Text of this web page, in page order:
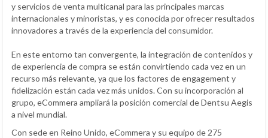
y servicios de venta multicanal para las principales marcas
internacionales y minoristas, y es conocida por ofrecer resultados
innovadores a través de la experiencia del consumidor.
En este entorno tan convergente, la integración de contenidos y
de experiencia de compra se están convirtiendo cada vez en un
recurso más relevante, ya que los factores de engagement y
fidelización están cada vez más unidos. Con su incorporación al
grupo, eCommera ampliará la posición comercial de Dentsu Aegis
a nivel mundial.
Con sede en Reino Unido, eCommera y su equipo de 275